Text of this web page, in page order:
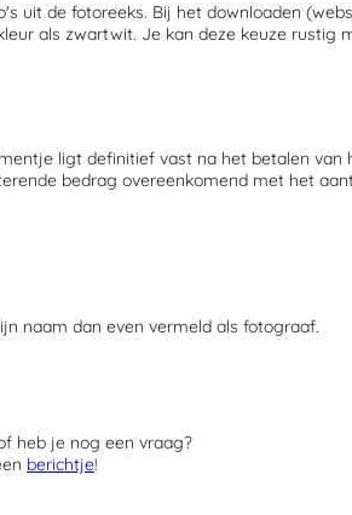
de fotoreeks. Bij het downloaden
als zwartwit. Je kan deze keuze rustig
ligt definitief vast na het betalen van
bedrag overeenkomend met het
naam dan even vermeld als fotograaf.
heb je nog een vraag?
berichtje!